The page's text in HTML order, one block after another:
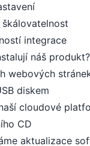
integrace
náš produkt?
webových
diskem
cloudové
CD
aktualizace